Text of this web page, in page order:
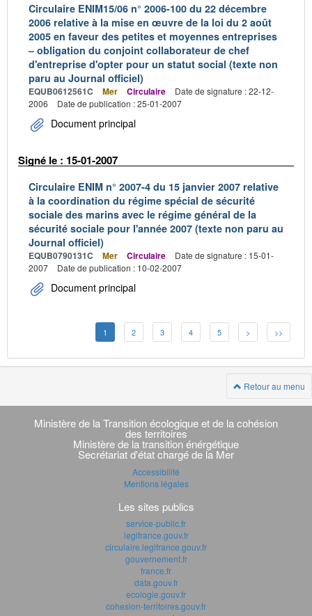
Circulaire ENIM15/06 n° 2006-100 du 22 décembre
2006 relative à la mise en œuvre de la loi du 2 août
2005 en faveur des petites et moyennes entreprises
– obligation du conjoint collaborateur de chef
d'entreprise d'opter pour un statut social (texte non
paru au Journal officiel)
EQUB0612561C Mer Circulaire
Date de signature : 22-12-
2006
Date de publication : 25-01-2007
Document principal
Signé le : 15-01-2007
Circulaire ENIM n° 2007-4 du 15 janvier 2007 relative
à la coordination du régime spécial de sécurité
sociale des marins avec le régime général de la
sécurité sociale pour l'année 2007 (texte non paru au
Journal officiel)
EQUB0790131C Mer Circulaire
Date de signature : 15-01-
2007
Date de publication : 10-02-2007
Document principal
1 2 3 4 5 > >>
Retour au menu
Navigation
transverse
Ministère de la Transition écologique et de la cohésion
des territoires
Ministère de la transition énérgétique
Secrétariat d'état chargé de la Mer
Accessibilité
Mentions légales
Les sites publics
service-public.fr
legifrance.gouv.fr
circulaire.legifrance.gouv.fr
gouvernement.fr
france.fr
data.gouv.fr
ecologie.gouv.fr
cohesion-territoires.gouv.fr